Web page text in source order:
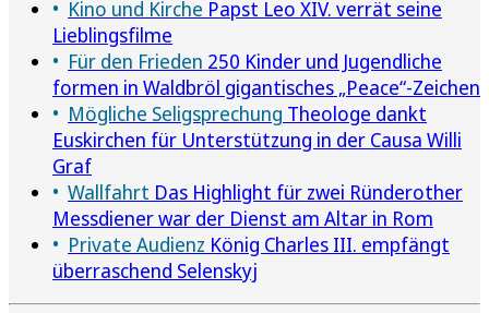
Kino und Kirche Papst Leo XIV. verrät seine
Lieblingsfilme
Für den Frieden 250 Kinder und Jugendliche
formen in Waldbröl gigantisches „Peace“-Zeichen
Mögliche Seligsprechung Theologe dankt
Euskirchen für Unterstützung in der Causa Willi
Graf
Wallfahrt Das Highlight für zwei Ründerother
Messdiener war der Dienst am Altar in Rom
Private Audienz König Charles III. empfängt
überraschend Selenskyj